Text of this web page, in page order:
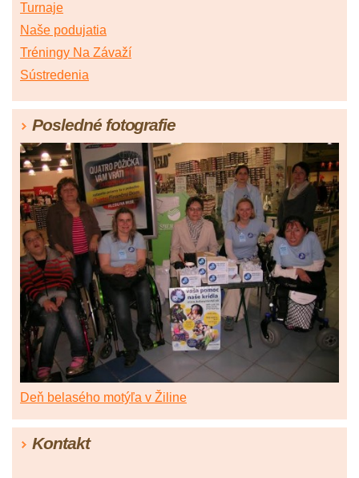
Turnaje
Naše podujatia
Tréningy Na Závaží
Sústredenia
Posledné fotografie
Deň belasého motýľa v Žiline
Kontakt